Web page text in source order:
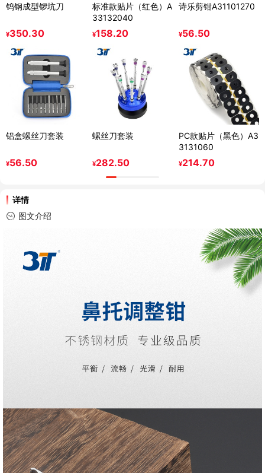
钨钢成型锣坑刀
¥350.30
标准款贴片（红色）A
33132040
¥158.20
诗乐剪钳A31101270
¥56.50
铝盒螺丝刀套装
¥56.50
螺丝刀套装
¥282.50
PC款贴片（黑色）A3
3131060
¥214.70
详情
图文介绍